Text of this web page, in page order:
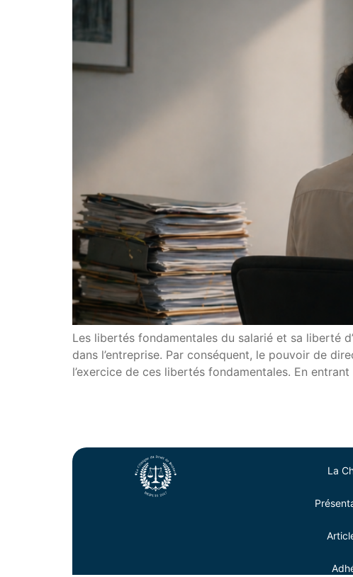
Les libertés fondamentales du salarié et sa liberté
dans l’entreprise. Par conséquent, le pouvoir de
l’exercice de ces libertés fondamentales. En
La